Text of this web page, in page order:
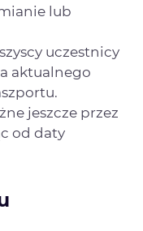
lub
uczestnicy
aktualnego
jeszcze przez
od daty